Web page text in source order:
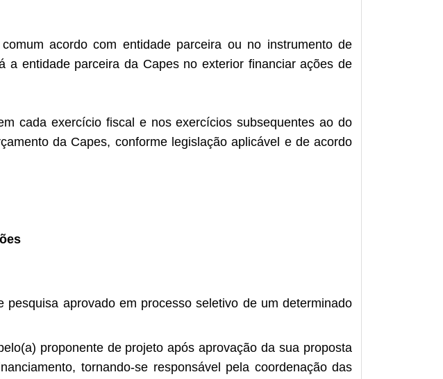
acordo com entidade parceira ou no instrumento de
entidade parceira da Capes no exterior financiar ações de
cada exercício fiscal e nos exercícios subsequentes ao do
da Capes, conforme legislação aplicável e de acordo
aprovado em processo seletivo de um determinado
proponente de projeto após aprovação da sua proposta
tornando-se responsável pela coordenação das